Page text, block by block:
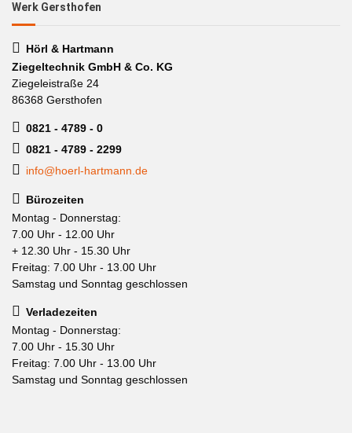
Werk Gersthofen
Hörl & Hartmann
Ziegeltechnik GmbH & Co. KG
Ziegeleistraße 24
86368 Gersthofen
0821 - 4789 - 0
0821 - 4789 - 2299
info@hoerl-hartmann.de
Bürozeiten
Montag - Donnerstag:
7.00 Uhr - 12.00 Uhr
+ 12.30 Uhr - 15.30 Uhr
Freitag: 7.00 Uhr - 13.00 Uhr
Samstag und Sonntag geschlossen
Verladezeiten
Montag - Donnerstag:
7.00 Uhr - 15.30 Uhr
Freitag: 7.00 Uhr - 13.00 Uhr
Samstag und Sonntag geschlossen